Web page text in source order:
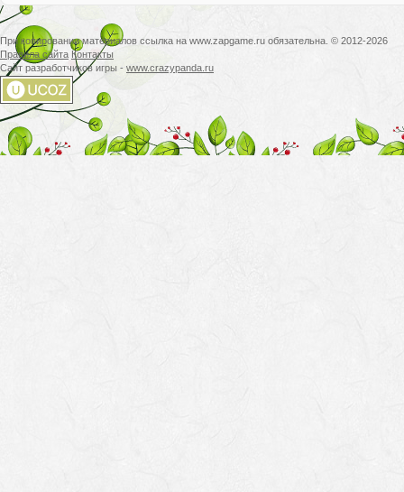
При копировании материалов ссылка на www.zapgame.ru обязательна. © 2012-2026
Правила сайта Контакты
Сайт разработчиков игры - www.crazypanda.ru